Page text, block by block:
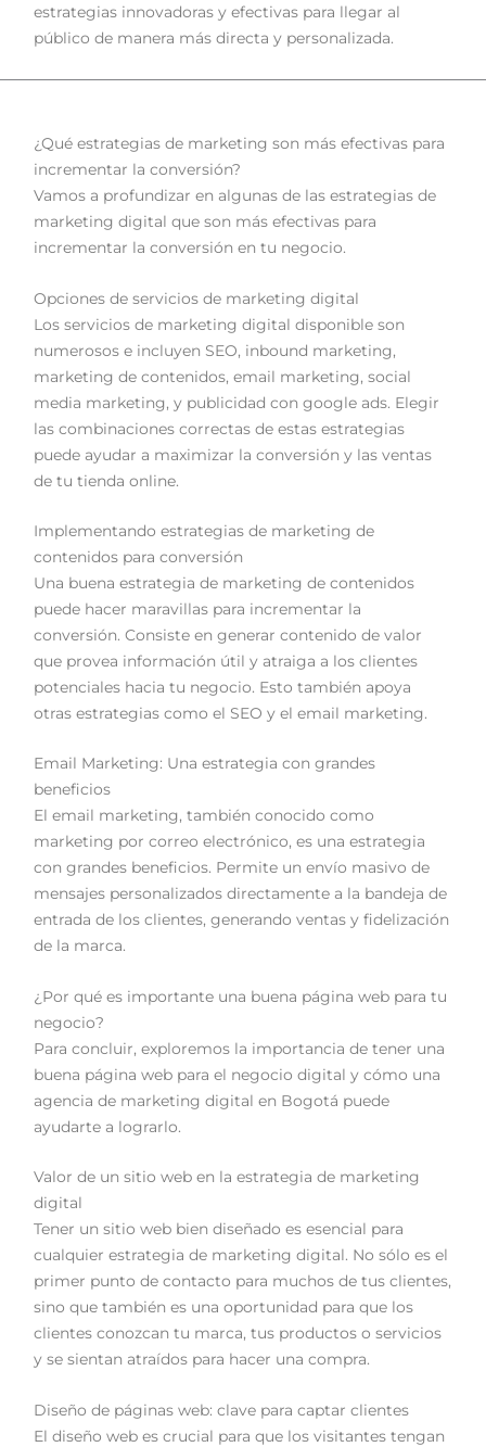
estrategias innovadoras y efectivas para llegar al
público de manera más directa y personalizada.
¿Qué estrategias de marketing son más efectivas para
incrementar la conversión?
Vamos a profundizar en algunas de las estrategias de
marketing digital que son más efectivas para
incrementar la conversión en tu negocio.
Opciones de servicios de marketing digital
Los servicios de marketing digital disponible son
numerosos e incluyen SEO, inbound marketing,
marketing de contenidos, email marketing, social
media marketing, y publicidad con google ads. Elegir
las combinaciones correctas de estas estrategias
puede ayudar a maximizar la conversión y las ventas
de tu tienda online.
Implementando estrategias de marketing de
contenidos para conversión
Una buena estrategia de marketing de contenidos
puede hacer maravillas para incrementar la
conversión. Consiste en generar contenido de valor
que provea información útil y atraiga a los clientes
potenciales hacia tu negocio. Esto también apoya
otras estrategias como el SEO y el email marketing.
Email Marketing: Una estrategia con grandes
beneficios
El email marketing, también conocido como
marketing por correo electrónico, es una estrategia
con grandes beneficios. Permite un envío masivo de
mensajes personalizados directamente a la bandeja de
entrada de los clientes, generando ventas y fidelización
de la marca.
¿Por qué es importante una buena página web para tu
negocio?
Para concluir, exploremos la importancia de tener una
buena página web para el negocio digital y cómo una
agencia de marketing digital en Bogotá puede
ayudarte a lograrlo.
Valor de un sitio web en la estrategia de marketing
digital
Tener un sitio web bien diseñado es esencial para
cualquier estrategia de marketing digital. No sólo es el
primer punto de contacto para muchos de tus clientes,
sino que también es una oportunidad para que los
clientes conozcan tu marca, tus productos o servicios
y se sientan atraídos para hacer una compra.
Diseño de páginas web: clave para captar clientes
El diseño web es crucial para que los visitantes tengan